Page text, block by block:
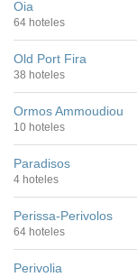
Oia
64 hoteles
Old Port Fira
38 hoteles
Ormos Ammoudiou
10 hoteles
Paradisos
4 hoteles
Perissa-Perivolos
64 hoteles
Perivolia